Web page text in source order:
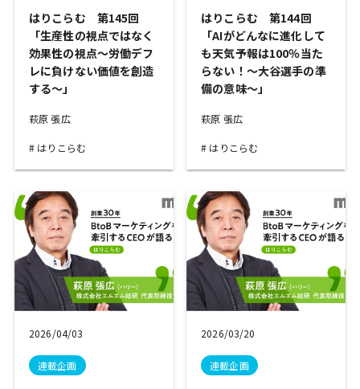
はりこらむ 第145回
「生産性の視点ではなく
効果性の視点～労働デフ
レに負けない価値を創造
する～」
萩原 張広
はりこらむ
はりこらむ 第144回
「AIがどんなに進化して
も天気予報は100％当た
らない！～大谷選手の準
備の意味～」
萩原 張広
はりこらむ
2026/04/03
連載企画
2026/03/20
連載企画